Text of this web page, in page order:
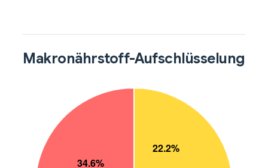
Makronährstoff-Aufschlüsselung